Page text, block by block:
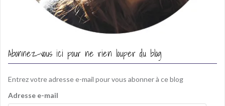
Abonnez-vous ici pour ne rien louper du blog
Entrez votre adresse e-mail pour vous abonner à ce blog
Adresse e-mail